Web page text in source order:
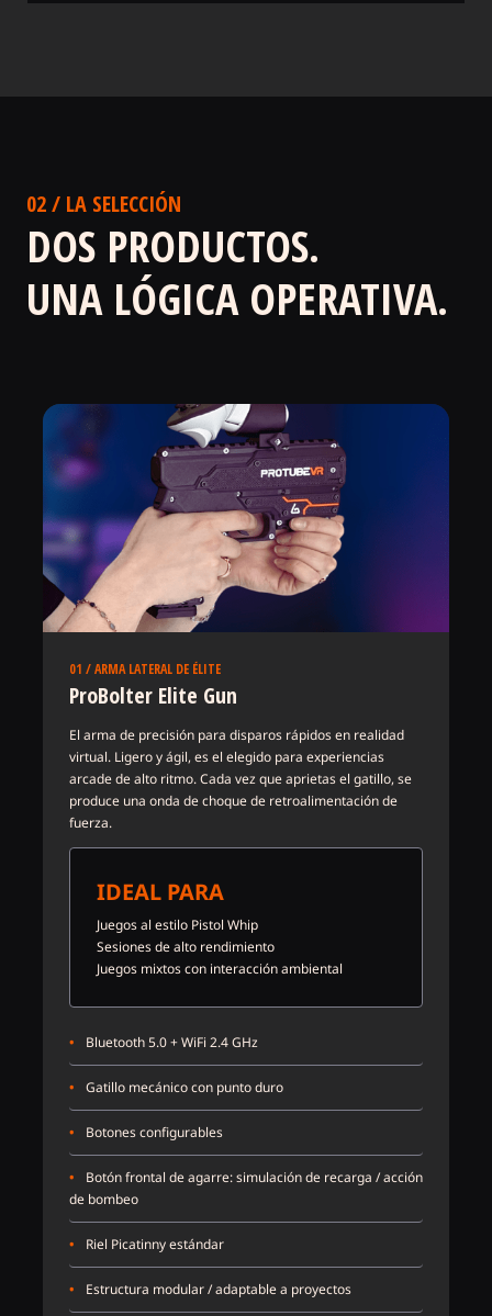
02 / LA SELECCIÓN
DOS PRODUCTOS.
UNA LÓGICA OPERATIVA.
01 / ARMA LATERAL DE ÉLITE
ProBolter Elite Gun
El arma de precisión para disparos rápidos en realidad
virtual. Ligero y ágil, es el elegido para experiencias
arcade de alto ritmo. Cada vez que aprietas el gatillo, se
produce una onda de choque de retroalimentación de
fuerza.
IDEAL PARA
Juegos al estilo Pistol Whip
Sesiones de alto rendimiento
Juegos mixtos con interacción ambiental
• Bluetooth 5.0 + WiFi 2.4 GHz
• Gatillo mecánico con punto duro
• Botones configurables
•
Botón frontal de agarre: simulación de recarga / acción
de bombeo
• Riel Picatinny estándar
• Estructura modular / adaptable a proyectos